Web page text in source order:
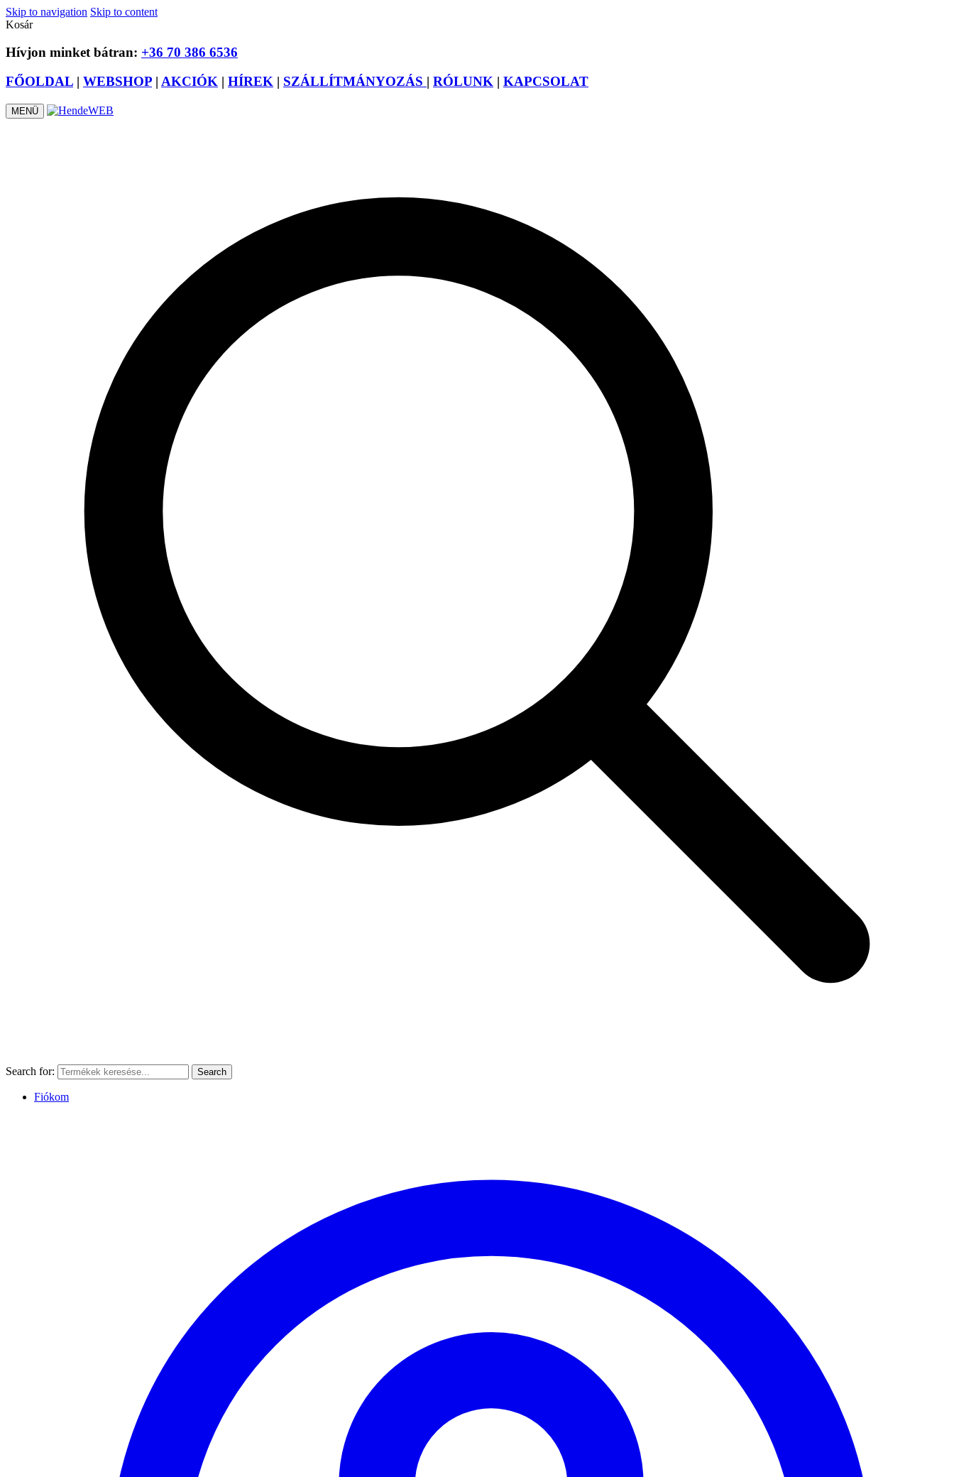
Skip to navigation Skip to content
Kosár
Hívjon minket bátran: +36 70 386 6536
FŐOLDAL | WEBSHOP | AKCIÓK | HÍREK | SZÁLLÍTMÁNYOZÁS | RÓLUNK | KAPCSOLAT
MENÜ
Search for: Search
Fiókom